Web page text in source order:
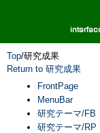
Top/研究成果
Return to 研究成果
FrontPage
MenuBar
研究テーマ/FB
研究テーマ/RP